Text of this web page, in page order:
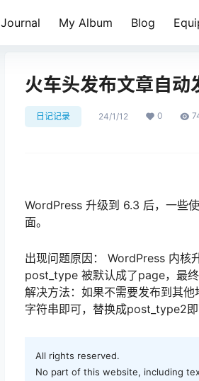
Journal My Album Blog
火车头发布文章自动
日记记录 24/1/12 0
WordPress 升级到 6.3 后，一些
面。
出现问题原因： WordPress 内核
post_type 被默认成了page，最
解决方法：如果不需要发布到其
字符串即可，替换成post_type2即
All rights reserved.
No part of this website, including